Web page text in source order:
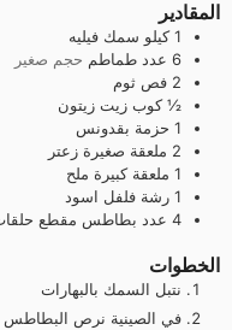
المقادير
1 كيلو سمك فيليه
6 عدد طماطم حجم صغير
2 فص ثوم
½ كوب زيت زيتون
1 حزمة بقدونس
2 ملعقة صغيرة زعتر
1 ملعقة كبيرة ملح
1 رشة فلفل اسود
4 عدد بطاطس مقطع
الخطوات
نتبل السمك بالبهارات
في الصينية نرص البطاطس